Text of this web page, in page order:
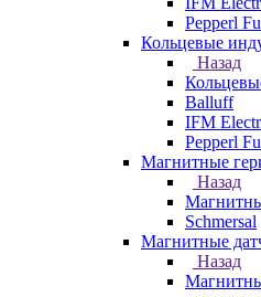
Pepperl
Кольцевые
Назад
Balluff
IFM
Pepperl
Магнитные
Назад
Schmersal
Магнитные
Назад